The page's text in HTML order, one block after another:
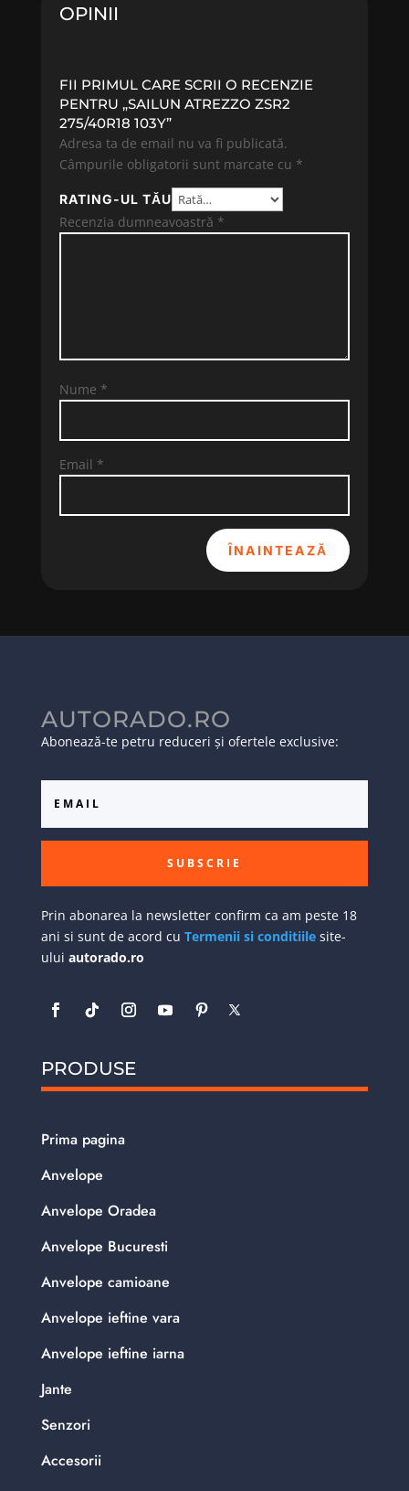
OPINII
FII PRIMUL CARE SCRII O RECENZIE
PENTRU „SAILUN ATREZZO ZSR2
275/40R18 103Y”
Adresa ta de email nu va fi publicată.
Câmpurile obligatorii sunt marcate cu *
RATING-UL TĂU
Recenzia dumneavoastră *
Nume *
Email *
ÎNAINTEAZĂ
AUTORADO.RO
Abonează-te petru reduceri și ofertele exclusive:
SUBSCRIE
Prin abonarea la newsletter confirm ca am peste 18
ani si sunt de acord cu Termenii si conditiilesite-
ului autorado.ro
PRODUSE
Prima pagina
Anvelope
Anvelope Oradea
Anvelope Bucuresti
Anvelope camioane
Anvelope ieftine vara
Anvelope ieftine iarna
Jante
Senzori
Accesorii